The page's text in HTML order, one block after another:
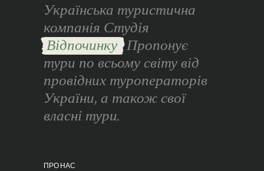
Українська туристична
компанія Студія
Відпочинку Пропонує
тури по всьому світу від
провідних туроператорів
України, а також свої
власні тури.
ПРО НАС